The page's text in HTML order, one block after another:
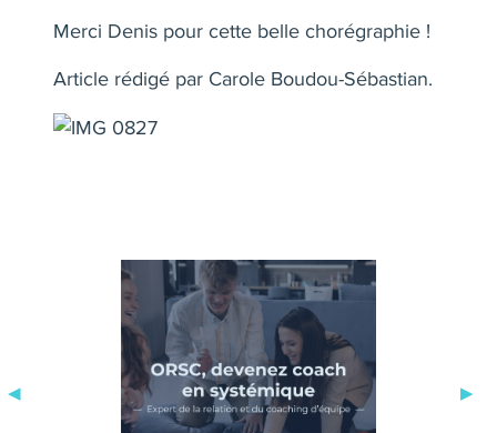
Merci Denis pour cette belle chorégraphie !
Article rédigé par Carole Boudou-Sébastian.